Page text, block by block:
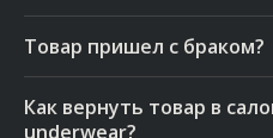
Товар пришел с браком?
Как вернуть товар в
underwear?